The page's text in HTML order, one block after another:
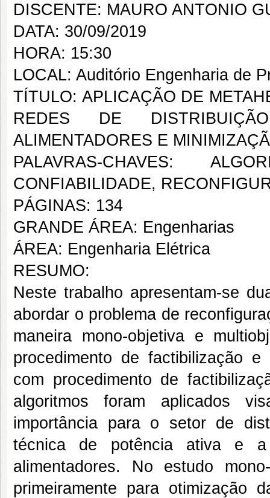
DISCENTE: MAURO ANTONIO
DATA: 30/09/2019
HORA: 15:30
LOCAL: Auditório Engenharia de
TÍTULO: APLICAÇÃO DE
REDES DE
ALIMENTADORES E
PALAVRAS-CHAVES:
CONFIABILIDADE,
PÁGINAS: 134
GRANDE ÁREA: Engenharias
ÁREA: Engenharia Elétrica
RESUMO:
Neste trabalho apresentam-se
abordar o problema de
maneira mono-objetiva e
procedimento de factibilização e
com procedimento de
algoritmos foram aplicados
importância para o setor de
técnica de potência ativa e a
alimentadores. No estudo
primeiramente para